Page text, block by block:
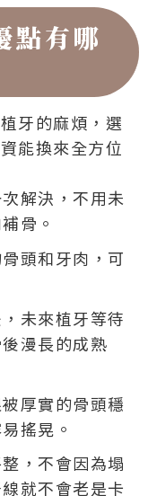
點有哪
牙的麻煩，選
能換來全方位
解決，不用未
骨。
頭和牙肉，可
未來植牙等待
漫長的成熟
被厚實的骨頭穩
搖晃。
，不會因為塌
就不會老是卡